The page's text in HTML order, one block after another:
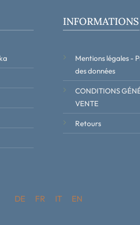
INFORMATIONS
Mentions légales -
des données
CONDITIONS
VENTE
Retours
DE FR IT EN